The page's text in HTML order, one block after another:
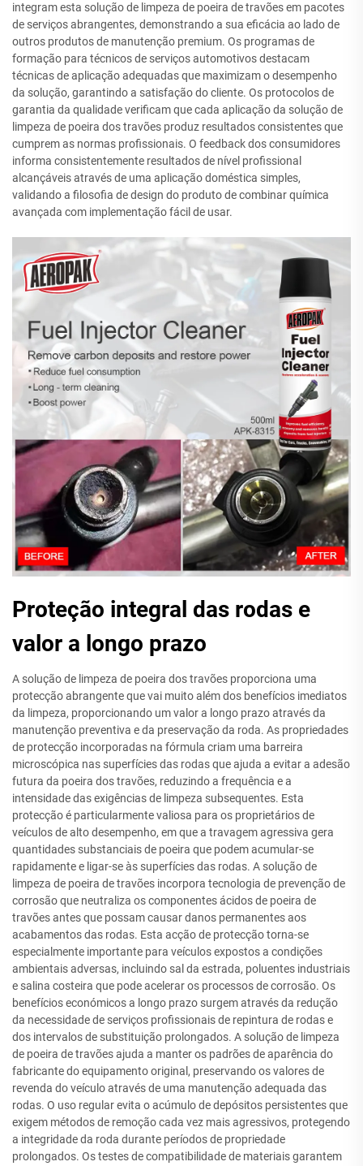
integram esta solução de limpeza de poeira de travões em pacotes
de serviços abrangentes, demonstrando a sua eficácia ao lado de
outros produtos de manutenção premium. Os programas de
formação para técnicos de serviços automotivos destacam
técnicas de aplicação adequadas que maximizam o desempenho
da solução, garantindo a satisfação do cliente. Os protocolos de
garantia da qualidade verificam que cada aplicação da solução de
limpeza de poeira dos travões produz resultados consistentes que
cumprem as normas profissionais. O feedback dos consumidores
informa consistentemente resultados de nível profissional
alcançáveis através de uma aplicação doméstica simples,
validando a filosofia de design do produto de combinar química
avançada com implementação fácil de usar.
Proteção integral das rodas e
valor a longo prazo
A solução de limpeza de poeira dos travões proporciona uma
protecção abrangente que vai muito além dos benefícios imediatos
da limpeza, proporcionando um valor a longo prazo através da
manutenção preventiva e da preservação da roda. As propriedades
de protecção incorporadas na fórmula criam uma barreira
microscópica nas superfícies das rodas que ajuda a evitar a adesão
futura da poeira dos travões, reduzindo a frequência e a
intensidade das exigências de limpeza subsequentes. Esta
protecção é particularmente valiosa para os proprietários de
veículos de alto desempenho, em que a travagem agressiva gera
quantidades substanciais de poeira que podem acumular-se
rapidamente e ligar-se às superfícies das rodas. A solução de
limpeza de poeira de travões incorpora tecnologia de prevenção de
corrosão que neutraliza os componentes ácidos de poeira de
travões antes que possam causar danos permanentes aos
acabamentos das rodas. Esta acção de protecção torna-se
especialmente importante para veículos expostos a condições
ambientais adversas, incluindo sal da estrada, poluentes industriais
e salina costeira que pode acelerar os processos de corrosão. Os
benefícios económicos a longo prazo surgem através da redução
da necessidade de serviços profissionais de repintura de rodas e
dos intervalos de substituição prolongados. A solução de limpeza
de poeira de travões ajuda a manter os padrões de aparência do
fabricante do equipamento original, preservando os valores de
revenda do veículo através de uma manutenção adequada das
rodas. O uso regular evita o acúmulo de depósitos persistentes que
exigem métodos de remoção cada vez mais agressivos, protegendo
a integridade da roda durante períodos de propriedade
prolongados. Os testes de compatibilidade de materiais garantem